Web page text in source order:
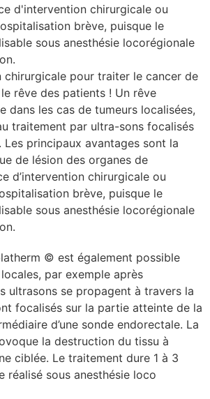
d'intervention chirurgicale ou
brève, puisque le
sous anesthésie locorégionale
chirurgicale pour traiter le cancer de
rêve des patients ! Un rêve
dans les cas de tumeurs localisées,
traitement par ultra-sons focalisés
Les principaux avantages sont la
de lésion des organes de
d’intervention chirurgicale ou
brève, puisque le
sous anesthésie locorégionale
© est également possible
par exemple après
ultrasons se propagent à travers la
focalisés sur la partie atteinte de la
d’une sonde endorectale. La
la destruction du tissu à
ciblée. Le traitement dure 1 à 3
réalisé sous anesthésie loco